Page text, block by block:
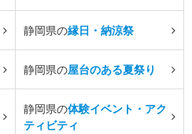
静岡県の縁日・納涼祭
静岡県の屋台のある夏祭り
静岡県の体験イベント・アク
ティビティ